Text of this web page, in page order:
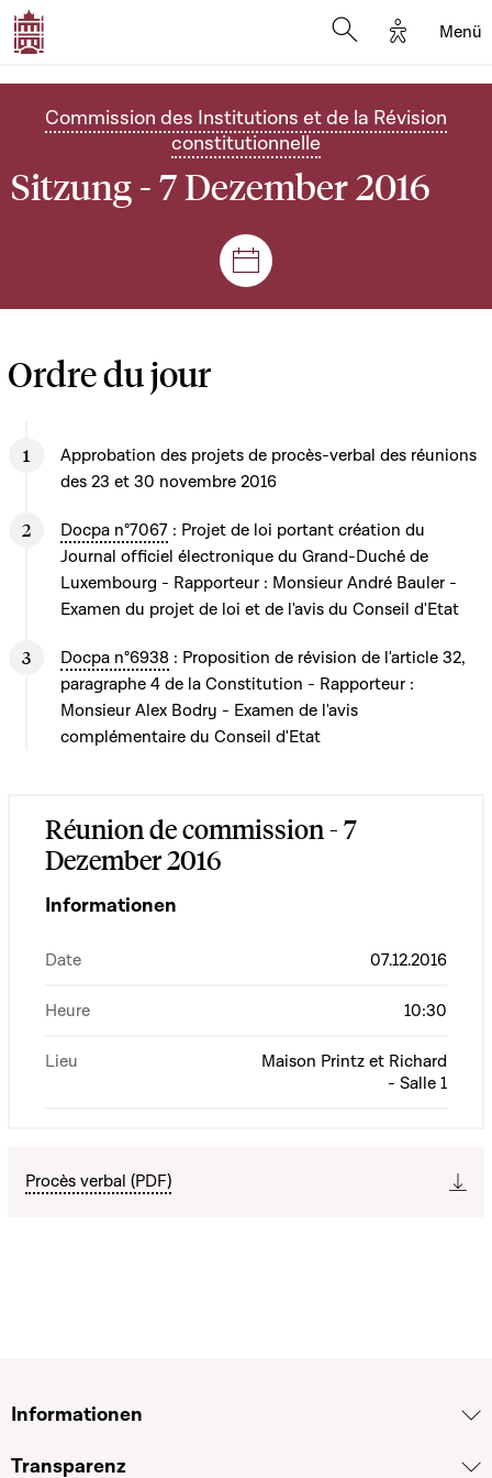
Options
Menü
Commission des Institutions et de la Révision
constitutionnelle
Sitzung - 7 Dezember 2016
Plenar- und
Ordre du jour
Approbation des projets de procès-verbal des réunions
des 23 et 30 novembre 2016
Docpa n°7067 : Projet de loi portant création du
Journal officiel électronique du Grand-Duché de
Luxembourg - Rapporteur : Monsieur André Bauler -
Examen du projet de loi et de l'avis du Conseil d'Etat
Docpa n°6938 : Proposition de révision de l'article 32,
paragraphe 4 de la Constitution - Rapporteur :
Monsieur Alex Bodry - Examen de l'avis
complémentaire du Conseil d'Etat
Réunion de commission - 7
Dezember 2016
Informationen
Date 07.12.2016
Heure 10:30
Lieu
Maison Printz et Richard
- Salle 1
Procès verbal (PDF)
Informationen
Transparenz